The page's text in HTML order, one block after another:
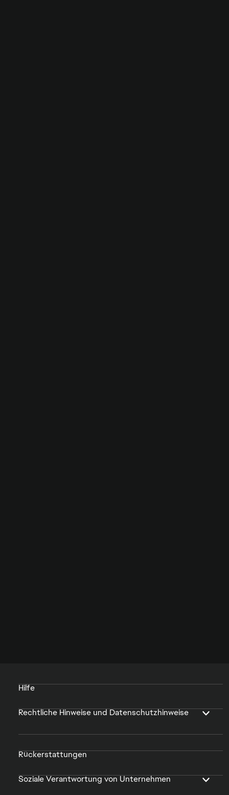
Hilfe
Rechtliche Hinweise und Datenschutzhinweise
Rückerstattungen
Soziale Verantwortung von Unternehmen